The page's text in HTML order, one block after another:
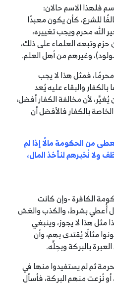
فلهذا الاسم حالان:
للشرع، كأن يكون معبدًا
الله محرم ويجب تغييره،
وتبعه العلماء على ذلك،
وغيرهم من أهل العلم.
محرمًا، فمثل هذا لا يجب
والبقاء عليه يُعد
لأن مخالفة الكفار أفضل،
بالكفار فالأفضل أن
من الحكومة مالًا إذا لم
ولا نُخبرهم لنأخذ المال،
الكافرة -وإن كانت
أُعطي بشرط، والكذب والغش
مثل هذا لا يجوز، وينبغي
مثالًا يُقتدى بهم، وأن
بالبركة وبحِلِّه.
ثم لم يستفيدوا منها في
نُزعت منهم البركة، فأسأل